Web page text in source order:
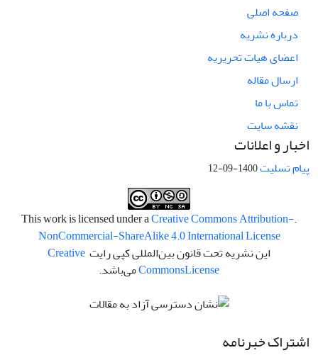
صفحه اصلی
درباره نشریه
اعضای هیات تحریریه
ارسال مقاله
تماس با ما
نقشه سایت
اخبار و اعلانات
پیام تسلیت1400-09-12
.This work is licensed under a
Creative Commons Attribution-
NonCommercial-ShareAlike 4.0 International License
این نشریه تحت قانون بین‌المللی کپی رایت Creative
CommonsLicense می‌باشد.
اشتراک خبرنامه